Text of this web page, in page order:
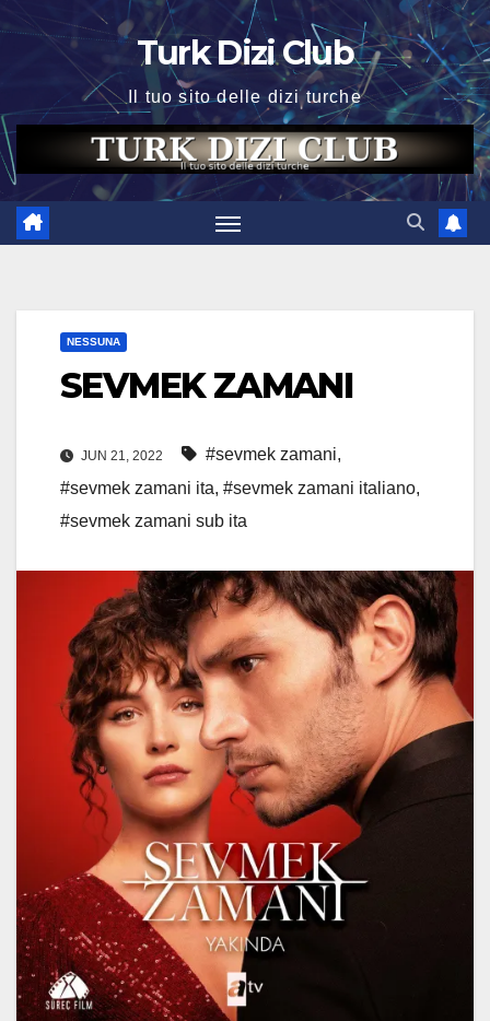
Turk Dizi Club
Il tuo sito delle dizi turche
NESSUNA
SEVMEK ZAMANI
JUN 21, 2022 #sevmek zamani,
#sevmek zamani ita, #sevmek zamani italiano,
#sevmek zamani sub ita